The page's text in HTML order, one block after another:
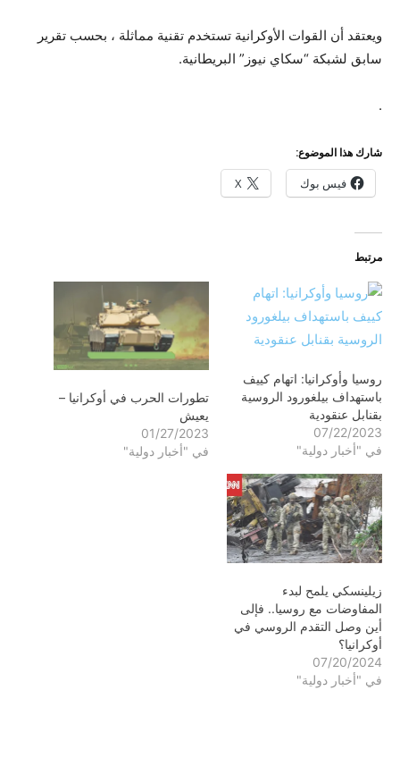
ويعتقد أن القوات الأوكرانية تستخدم تقنية مماثلة ، بحسب تقرير
سابق لشبكة “سكاي نيوز” البريطانية.
.
شارك هذا الموضوع:
فيس بوك X
مرتبط
روسيا وأوكرانيا: اتهام كييف
باستهداف بيلغورود الروسية
بقنابل عنقودية
07/22/2023
في "أخبار دولية"
تطورات الحرب في أوكرانيا –
يعيش
01/27/2023
في "أخبار دولية"
زيلينسكي يلمح لبدء
المفاوضات مع روسيا.. فإلى
أين وصل التقدم الروسي في
أوكرانيا؟
07/20/2024
في "أخبار دولية"